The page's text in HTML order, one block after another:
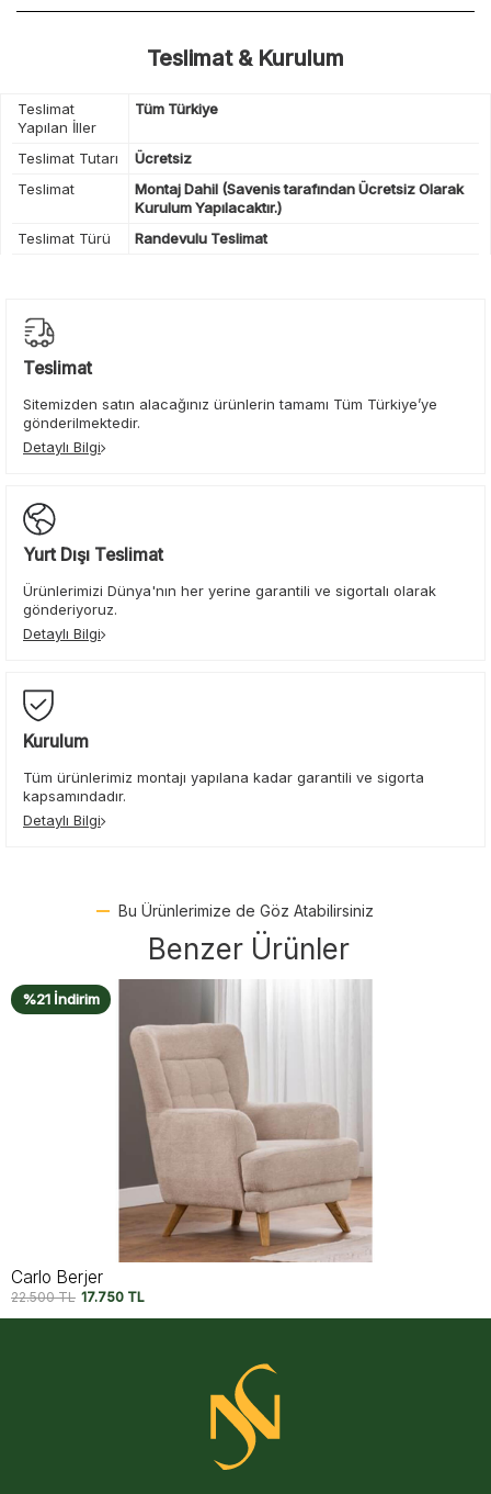
Teslimat & Kurulum
Teslimat
Yapılan İller
Tüm Türkiye
Teslimat Tutarı
Ücretsiz
Teslimat
Montaj Dahil (Savenis tarafından Ücretsiz Olarak
Kurulum Yapılacaktır.)
Teslimat Türü
Randevulu Teslimat
Teslimat
Sitemizden satın alacağınız ürünlerin tamamı Tüm Türkiye’ye
gönderilmektedir.
Detaylı Bilgi
Yurt Dışı Teslimat
Ürünlerimizi Dünya'nın her yerine garantili ve sigortalı olarak
gönderiyoruz.
Detaylı Bilgi
Kurulum
Tüm ürünlerimiz montajı yapılana kadar garantili ve sigorta
kapsamındadır.
Detaylı Bilgi
Bu Ürünlerimize de Göz Atabilirsiniz
Benzer Ürünler
%21 İndirim
Capri Berjer V2
22.500TL 17.750 TL